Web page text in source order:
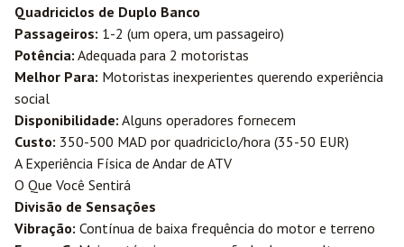
Quadriciclos de Duplo Banco
Passageiros: 1-2 (um opera, um passageiro)
Potência: Adequada para 2 motoristas
Melhor Para: Motoristas inexperientes querendo experiência
social
Disponibilidade: Alguns operadores fornecem
Custo: 350-500 MAD por quadriciclo/hora (35-50 EUR)
A Experiência Física de Andar de ATV
O Que Você Sentirá
Divisão de Sensações
Vibração: Contínua de baixa frequência do motor e terreno